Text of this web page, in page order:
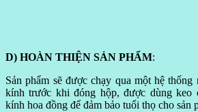
D) HOÀN THIỆN SẢN PHẨM:
Sản phẩm sẽ được chạy qua một hệ
kính trước khi đóng hộp, được dùng keo
kính hoa đồng để đảm bảo tuổi thọ cho sản